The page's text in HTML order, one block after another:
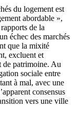
du logement est
abordable »,
de la
échec des marchés
que la mixité
excluent et
de patrimoine. Au
sociale entre
à mal, avec une
consensus
vers une ville